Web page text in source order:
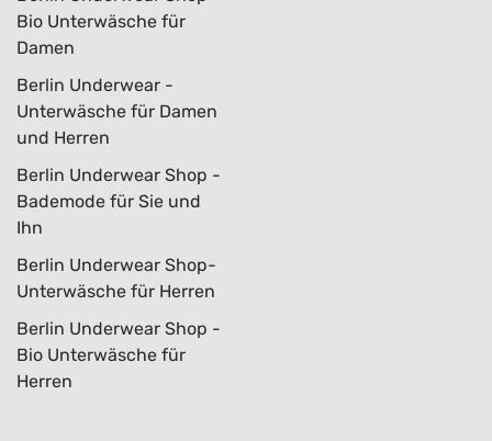
Bio Unterwäsche für
Damen
Berlin Underwear -
Unterwäsche für Damen
und Herren
Berlin Underwear Shop -
Bademode für Sie und
Ihn
Berlin Underwear Shop-
Unterwäsche für Herren
Berlin Underwear Shop -
Bio Unterwäsche für
Herren